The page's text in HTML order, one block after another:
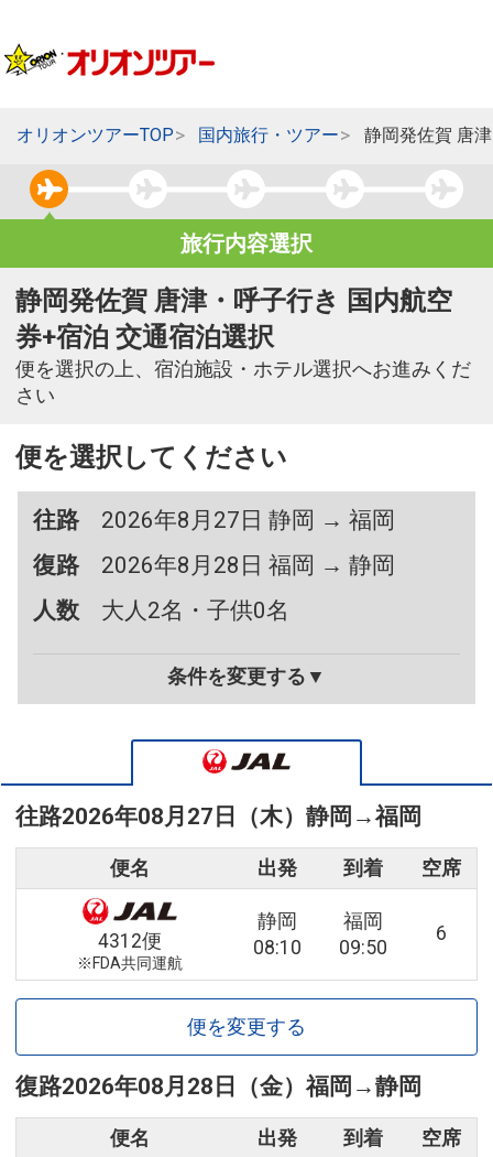
オリオンツアーTOP 国内旅行・ツアー 静岡発佐賀 唐
旅行内容選択
静岡発佐賀 唐津・呼子行き 国内航空
券+宿泊 交通宿泊選択
便を選択の上、宿泊施設・ホテル選択へお進みくだ
さい
便を選択してください
往路
2026年8月27日 静岡 → 福岡
復路
2026年8月28日 福岡 → 静岡
人数
大人2名・子供0名
条件を変更する▼
往路2026年08月27日（木） 静岡 →福岡
便名 出発 到着 空席
4312便
※FDA共同運航
静岡
08:10
福岡
09:50
6
便を変更する
復路2026年08月28日（金）福岡 →静岡
便名 出発 到着 空席